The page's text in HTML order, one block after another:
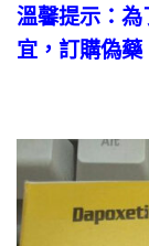
溫馨提示：
宜，訂購偽藥